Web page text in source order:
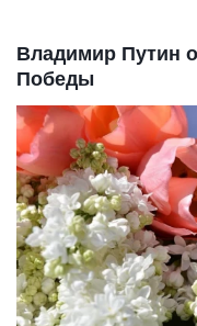
Владимир Путин
Победы